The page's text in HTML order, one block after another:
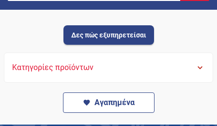
Δες πώς εξυπηρετείσαι
Κατηγορίες προϊόντων
Αγαπημένα